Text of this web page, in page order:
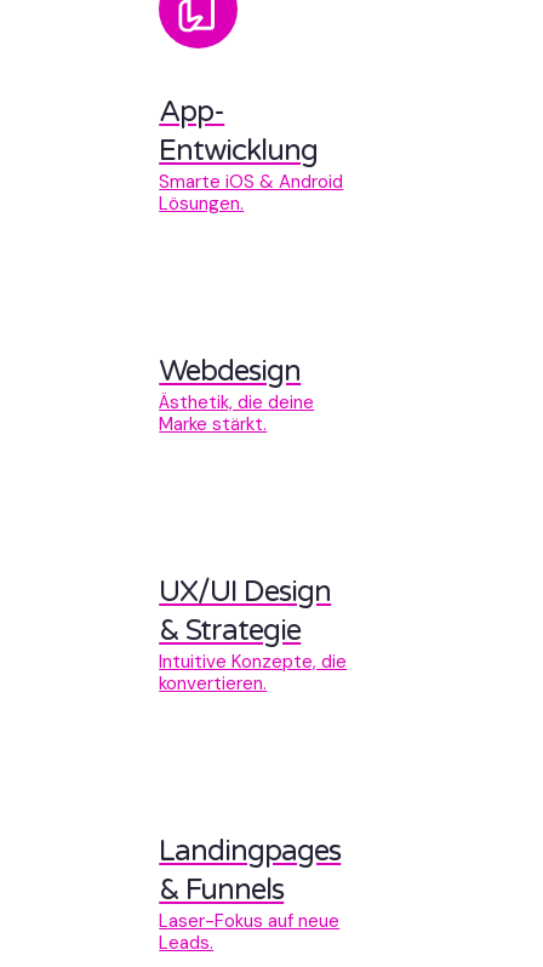
App-
Entwicklung
Smarte iOS & Android
Lösungen.
Webdesign
Ästhetik, die deine
Marke stärkt.
UX/UI Design
& Strategie
Intuitive Konzepte, die
konvertieren.
Landingpages
& Funnels
Laser-Fokus auf neue
Leads.